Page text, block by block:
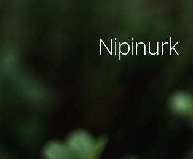
Nipinurk